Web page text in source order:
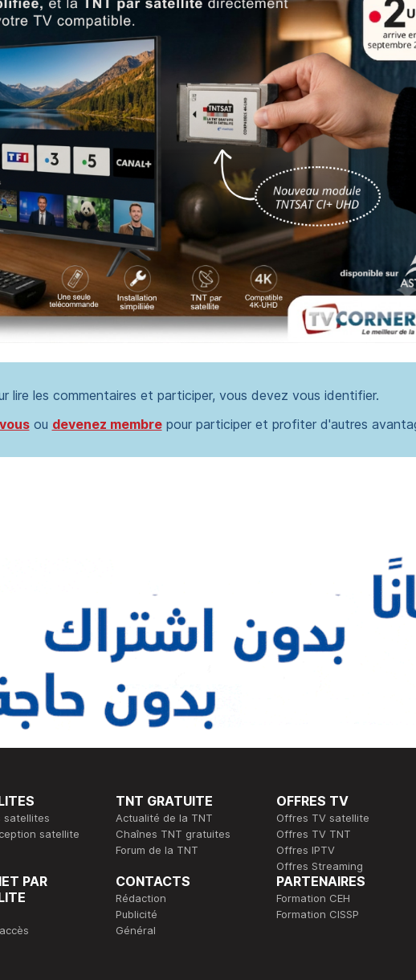
lire les commentaires et participer, vous devez vous identifier.
ou devenez membrepour participer et profiter d'autres
satellites
satellite
TNT GRATUITE
Actualité de la TNT
Chaînes TNT gratuites
Forum de la TNT
OFFRES TV
Offres TV satellite
Offres TV TNT
Offres IPTV
Offres Streaming
PAR
CONTACTS
Rédaction
Publicité
Général
PARTENAIRES
Formation CEH
Formation CISSP